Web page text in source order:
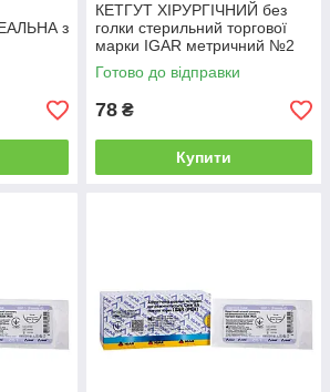
з
КЕТГУТ ХІРУРГІЧНИЙ без
голки стерильний торгової
марки IGAR метричний №2
(USP 4/0) 1.5 м
Готово до відправки
78 ₴
Купити